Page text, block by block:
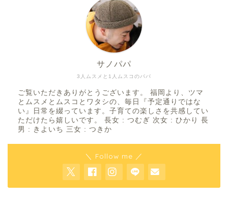
3人ムスメと1人ムスコのパパ
サノパパ
ご覧いただきありがとうございます。 福岡より、ツマ
とムスメとムスコとワタシの、毎日『予定通りではな
い』日常を綴っています。子育ての楽しさを共感してい
ただけたら嬉しいです。 長女 : つむぎ 次女 : ひかり 長
男 : きよいち 三女 : つきか
＼ Follow me ／